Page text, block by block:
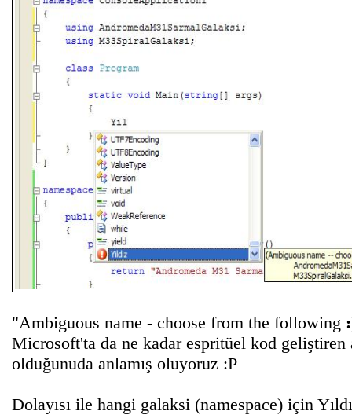
"Ambiguous name - choose from the following
Microsoft'ta da ne kadar espritüel kod geliştiren
olduğunuda anlamış oluyoruz :P
Dolayısı ile hangi galaksi (namespace) için Yıldız